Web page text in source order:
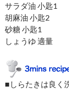
サラダ油 小匙1
胡麻油 小匙2
砂糖 小匙1
しょうゆ 適量
■しらたきは良く